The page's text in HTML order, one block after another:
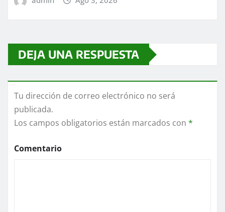
DEJA UNA RESPUESTA
Tu dirección de correo electrónico no será
publicada.
Los campos obligatorios están marcados con *
Comentario